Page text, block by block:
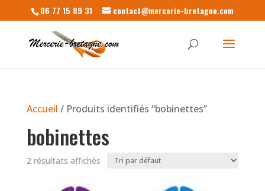
06 77 15 89 31 contact@mercerie-bretagne.com
Accueil / Produits identifiés “bobinettes”
bobinettes
2 résultats affichés